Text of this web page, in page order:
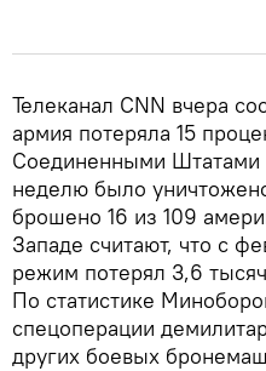
Телеканал CNN вчера
армия потеряла 15
Соединенными
неделю было
брошено 16 из 109
Западе считают, что с
режим потерял 3,6
По статистике
спецоперации
других боевых